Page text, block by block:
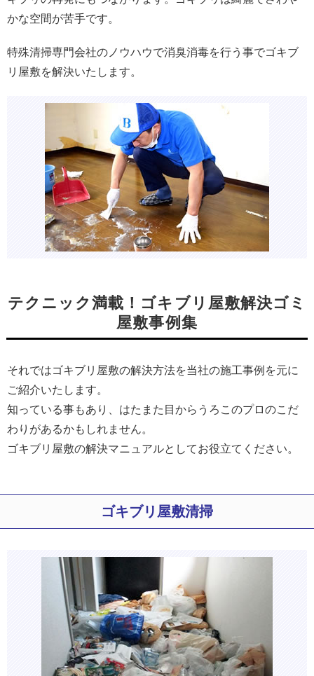
かな空間が苦手です。
特殊清掃専門会社のノウハウで消臭消毒を行う事でゴキブ
リ屋敷を解決いたします。
テクニック満載！ゴキブリ屋敷解決ゴミ
屋敷事例集
それではゴキブリ屋敷の解決方法を当社の施工事例を元に
ご紹介いたします。
知っている事もあり、はたまた目からうろこのプロのこだ
わりがあるかもしれません。
ゴキブリ屋敷の解決マニュアルとしてお役立てください。
ゴキブリ屋敷清掃